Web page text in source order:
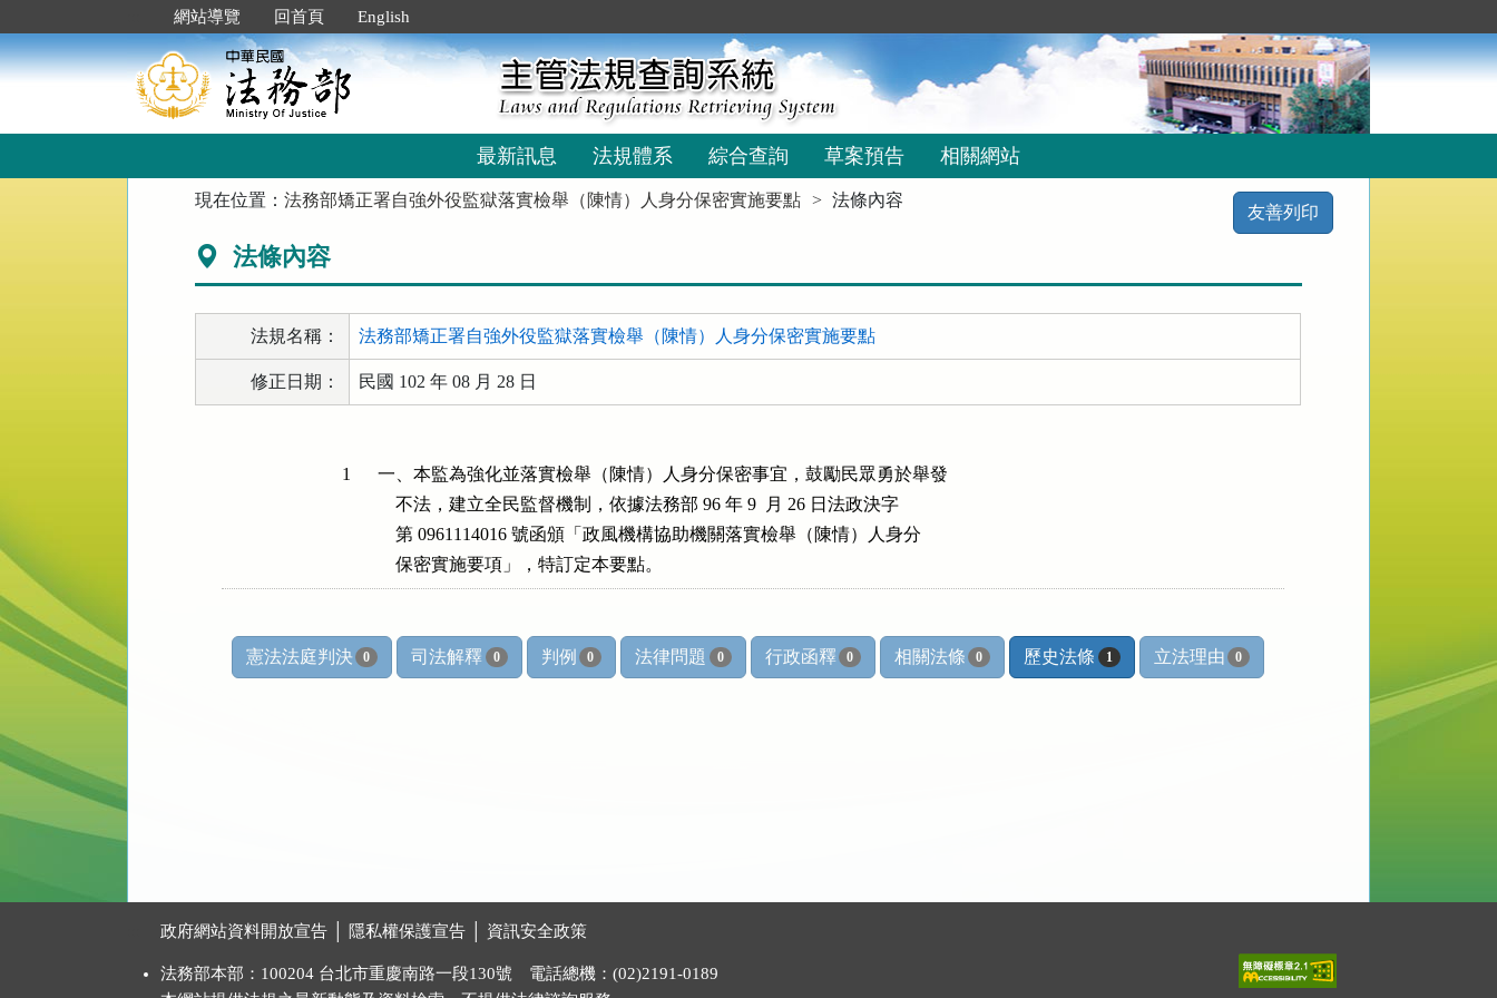
到
主
要
網站導覽 回首頁 English
最新訊息 法規體系 綜合查詢 草案預告 相關網站
現在位置：法務部矯正署自強外役監獄落實檢舉（陳情）人身分保密實施要點 法條內容
友善列印
法條內容
法規名稱： 法務部矯正署自強外役監獄落實檢舉（陳情）人身分保密實施要點
修正日期： 民國 102 年 08 月 28 日
1
一、本監為強化並落實檢舉（陳情）人身分保密事宜，鼓勵民眾勇於舉發
    不法，建立全民監督機制，依據法務部 96 年 9  月 26 日法政決字
    第 0961114016 號函頒「政風機構協助機關落實檢舉（陳情）人身分
    保密實施要項」，特訂定本要點。
憲法法庭判決 0 司法解釋 0 判例 0 法律問題 0 行政函釋 0 相關法條 0 歷史法條 1 立法理由 0
政府網站資料開放宣告 隱私權保護宣告 資訊安全政策
法務部本部：100204 台北市重慶南路一段130號 電話總機：(02)2191-0189